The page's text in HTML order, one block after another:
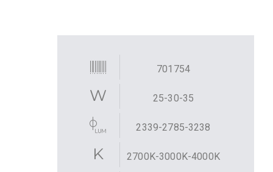
701754
25-30-35
2339-2785-3238
2700K-3000K-4000K